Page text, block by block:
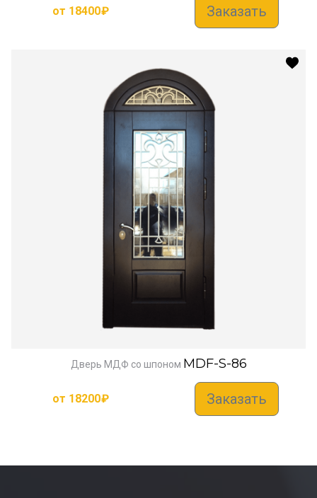
от 18400₽ Заказать
Дверь МДФ со шпоном MDF-S-86
от 18200₽ Заказать